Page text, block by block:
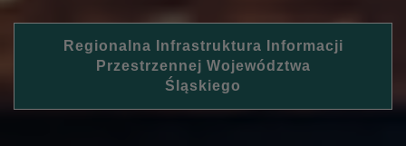
Regionalna Infrastruktura Informacji
Przestrzennej Województwa
Śląskiego